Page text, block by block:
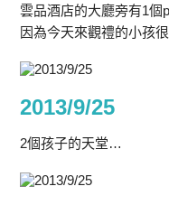
雲品酒店的大廳旁有1個
因為今天來觀禮的小孩
2013/9/25
2個孩子的天堂…